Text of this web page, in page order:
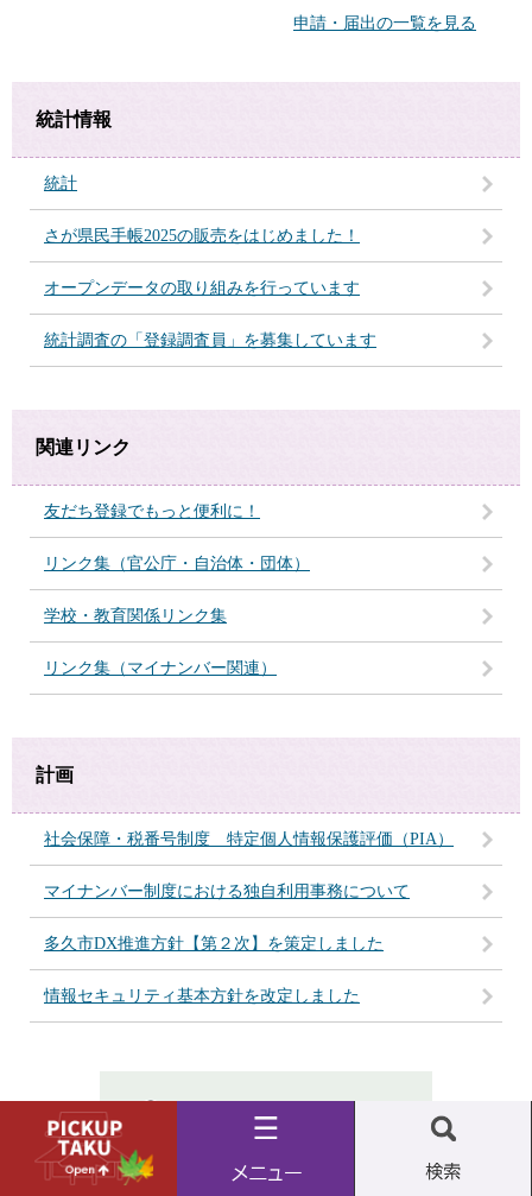
Pickup
申請・届出の一覧を見る
統計情報
統計
さが県民手帳2025の販売をはじめました！
オープンデータの取り組みを行っています
統計調査の「登録調査員」を募集しています
関連リンク
友だち登録でもっと便利に！
リンク集（官公庁・自治体・団体）
学校・教育関係リンク集
リンク集（マイナンバー関連）
計画
社会保障・税番号制度 特定個人情報保護評価（PIA）
マイナンバー制度における独自利用事務について
多久市DX推進方針【第２次】を策定しました
情報セキュリティ基本方針を改定しました